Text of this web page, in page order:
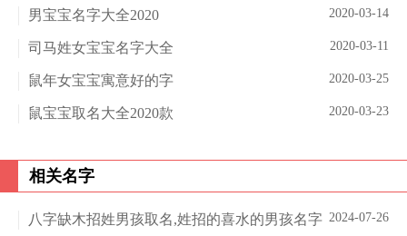
2020-03-14
男宝宝名字大全2020
2020-03-11
司马姓女宝宝名字大全
2020-03-25
鼠年女宝宝寓意好的字
2020-03-23
鼠宝宝取名大全2020款
相关名字
2024-07-26
八字缺木招姓男孩取名,姓招的喜水的男孩名字